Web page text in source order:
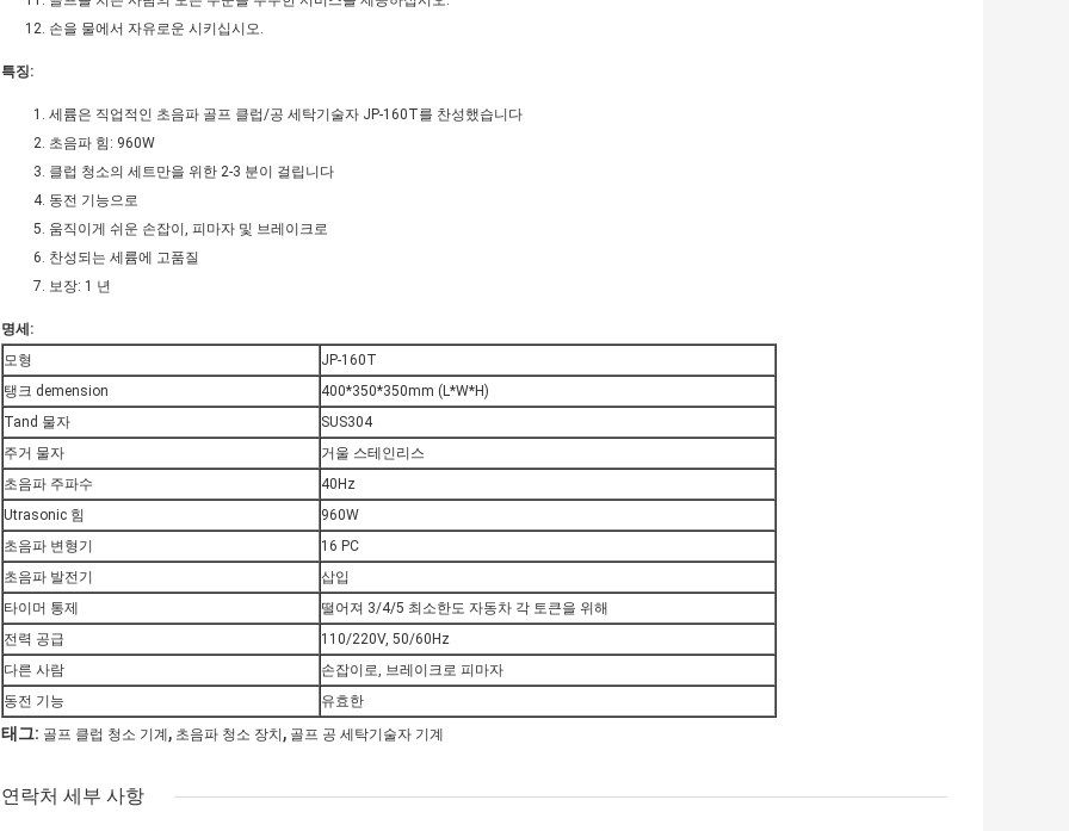
손을 물에서 자유로운 시키십시오.
특징:
세륨은 직업적인 초음파 골프 클럽/공 세탁기술자 JP-160T를 찬성했습니다
초음파 힘: 960W
클럽 청소의 세트만을 위한 2-3 분이 걸립니다
동전 기능으로
움직이게 쉬운 손잡이, 피마자 및 브레이크로
찬성되는 세륨에 고품질
보장: 1 년
명세:
모형
JP-160T
탱크 demension
400*350*350mm (L*W*H)
Tand 물자
SUS304
주거 물자
거울 스테인리스
초음파 주파수
40Hz
Utrasonic 힘
960W
초음파 변형기
16 PC
초음파 발전기
삽입
타이머 통제
떨어져 3/4/5 최소한도 자동차 각 토큰을 위해
전력 공급
110/220V, 50/60Hz
다른 사람
손잡이로, 브레이크로 피마자
동전 기능
유효한
태그: 골프 클럽 청소 기계 , 초음파 청소 장치 , 골프 공 세탁기술자 기계
연락처 세부 사항